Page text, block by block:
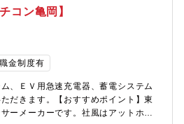
備立上を行って頂きます。（2）稼働
善業務：稼働中ラインの故障一次対
行って頂きます。≪詳細≫●ソフトウェ
フトを取引先のプラットフォーム上
上を盛り込む場合は、最新IT技術活
す。■チーム構成・組織体制全体：18
技術系は13名）※増員後は26名程を
生産技術チーム10名）■就業環境お
取りやすく働きやすい環境です。自
コン亀岡】
金制度有
、ＥＶ用急速充電器、蓄電システム
だきます。【おすすめポイント】東
ーメーカーです。社風はアットホー